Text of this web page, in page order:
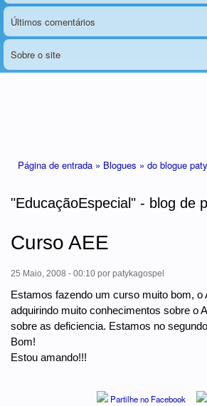
Últimos comentários
Sobre o site
Página de entrada » Blogues » do blogue
"EducaçãoEspecial" - blog de
Curso AEE
25 Maio, 2008 - 00:10 por patykagospel
Estamos fazendo um curso muito bom, o
adquirindo muito conhecimentos sobre o
sobre as deficiencia. Estamos no
Bom!
Estou amando!!!
Partilhe no Facebook